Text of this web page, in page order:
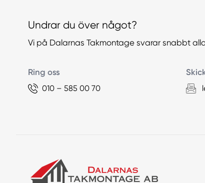
Undrar du över något?
Vi på Dalarnas Takmontage svarar snabbt
Ring oss
010 – 585 00 70